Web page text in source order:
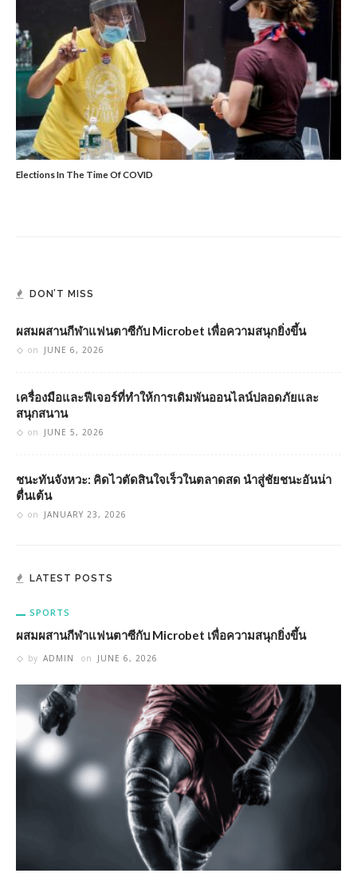
Elections In The Time Of COVID
DON’T MISS
ผสมผสานกีฬาแฟนตาซีกับ Microbet เพื่อความสนุกยิ่งขึ้น
on JUNE 6, 2026
เครื่องมือและฟีเจอร์ที่ทำให้การเดิมพันออนไลน์ปลอดภัยและ
สนุกสนาน
on JUNE 5, 2026
ชนะทันจังหวะ: คิดไวตัดสินใจเร็วในตลาดสด นำสู่ชัยชนะอันน่า
ตื่นเต้น
on JANUARY 23, 2026
LATEST POSTS
SPORTS
ผสมผสานกีฬาแฟนตาซีกับ Microbet เพื่อความสนุกยิ่งขึ้น
by ADMIN on JUNE 6, 2026